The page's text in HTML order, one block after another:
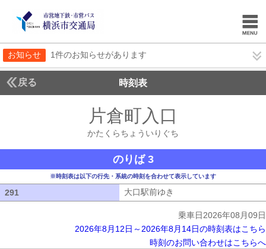
お知らせ 1件のお知らせがあります
戻る 時刻表
片倉町入口
かたくらちょういりぐち
のりば 3
※時刻表は以下の行先・系統の時刻を合わせて表示しています
291 大口駅前ゆき
乗車日2026年08月09日
2026年8月12日～2026年8月14日の時刻表はこちら
時刻のお問い合わせはこちらへ